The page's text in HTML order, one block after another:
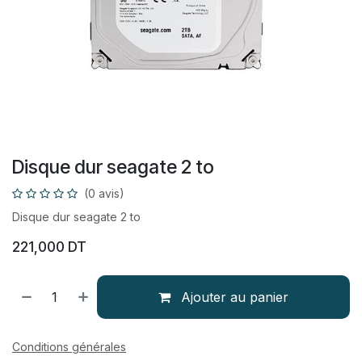
Disque dur seagate 2 to
(0 avis)
Disque dur seagate 2 to
221,000 DT
Ajouter au panier
Conditions générales